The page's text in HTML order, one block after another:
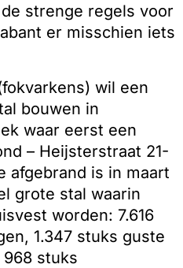
strenge regels voor
er misschien iets
wil een
bouwen in
waar eerst een
– Heijsterstraat 21-
afgebrand is in maart
grote stal waarin
worden: 7.616
1.347 stuks guste
stuks